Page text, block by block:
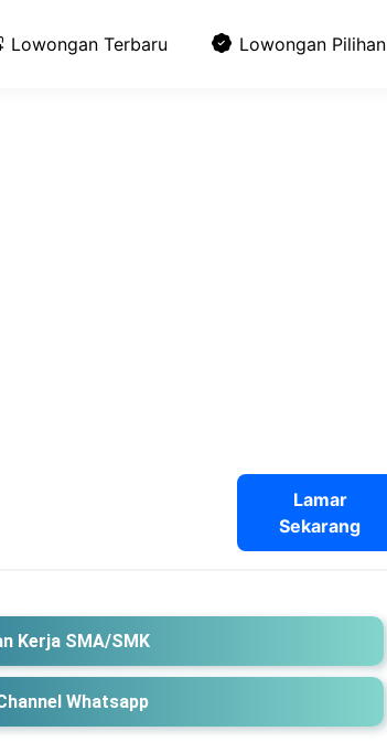
Lowongan Terbaru Lowongan Pilihan
Lamar
Sekarang
Kerja SMA/SMK
Whatsapp